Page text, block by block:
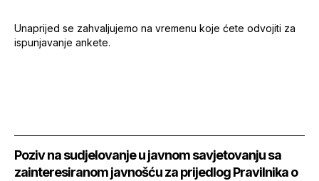
Unaprijed se zahvaljujemo na vremenu koje ćete odvojiti za
ispunjavanje ankete.
Poziv na sudjelovanje u javnom savjetovanju sa
zainteresiranom javnošću za prijedlog Pravilnika o